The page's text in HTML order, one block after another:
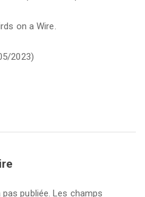
on a Wire.
2023)
publiée. Les champs